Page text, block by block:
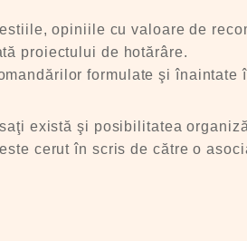
opiniile cu valoare de
proiectului de hotărâre.
formulate şi
există şi posibilitatea
cerut în scris de către o